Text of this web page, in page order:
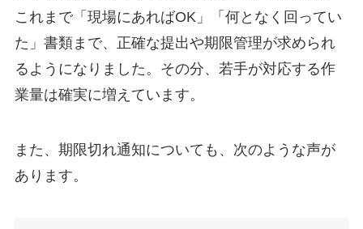
これまで「現場にあればOK」「何となく回ってい
た」書類まで、正確な提出や期限管理が求められ
るようになりました。その分、若手が対応する作
業量は確実に増えています。
また、期限切れ通知についても、次のような声が
あります。